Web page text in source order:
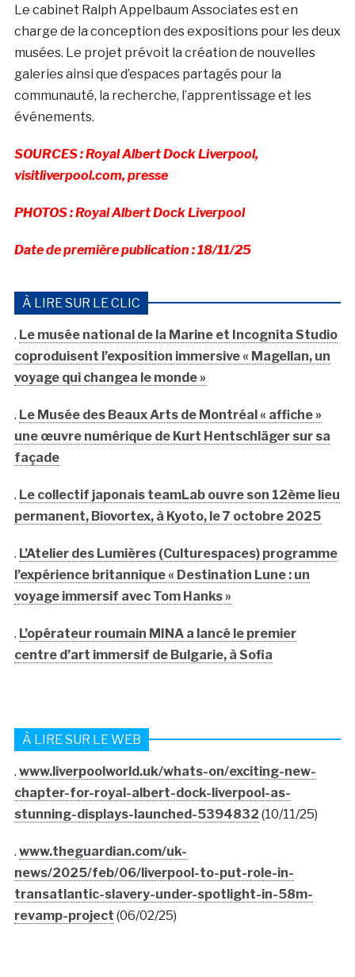
Le cabinet Ralph Appelbaum Associates est en
charge de la conception des expositions pour les deux
musées. Le projet prévoit la création de nouvelles
galeries ainsi que d’espaces partagés pour la
communauté, la recherche, l’apprentissage et les
événements.
SOURCES : Royal Albert Dock Liverpool,
visitliverpool.com, presse
PHOTOS : Royal Albert Dock Liverpool
Date de première publication : 18/11/25
À LIRE SUR LE CLIC
. Le musée national de la Marine et Incognita Studio
coproduisent l’exposition immersive « Magellan, un
voyage qui changea le monde »
. Le Musée des Beaux Arts de Montréal « affiche »
une œuvre numérique de Kurt Hentschläger sur sa
façade
. Le collectif japonais teamLab ouvre son 12ème lieu
permanent, Biovortex, à Kyoto, le 7 octobre 2025
. L’Atelier des Lumières (Culturespaces) programme
l’expérience britannique « Destination Lune : un
voyage immersif avec Tom Hanks »
. L’opérateur roumain MINA a lancé le premier
centre d’art immersif de Bulgarie, à Sofia
À LIRE SUR LE WEB
. www.liverpoolworld.uk/whats-on/exciting-new-
chapter-for-royal-albert-dock-liverpool-as-
stunning-displays-launched-5394832 (10/11/25)
. www.theguardian.com/uk-
news/2025/feb/06/liverpool-to-put-role-in-
transatlantic-slavery-under-spotlight-in-58m-
revamp-project (06/02/25)